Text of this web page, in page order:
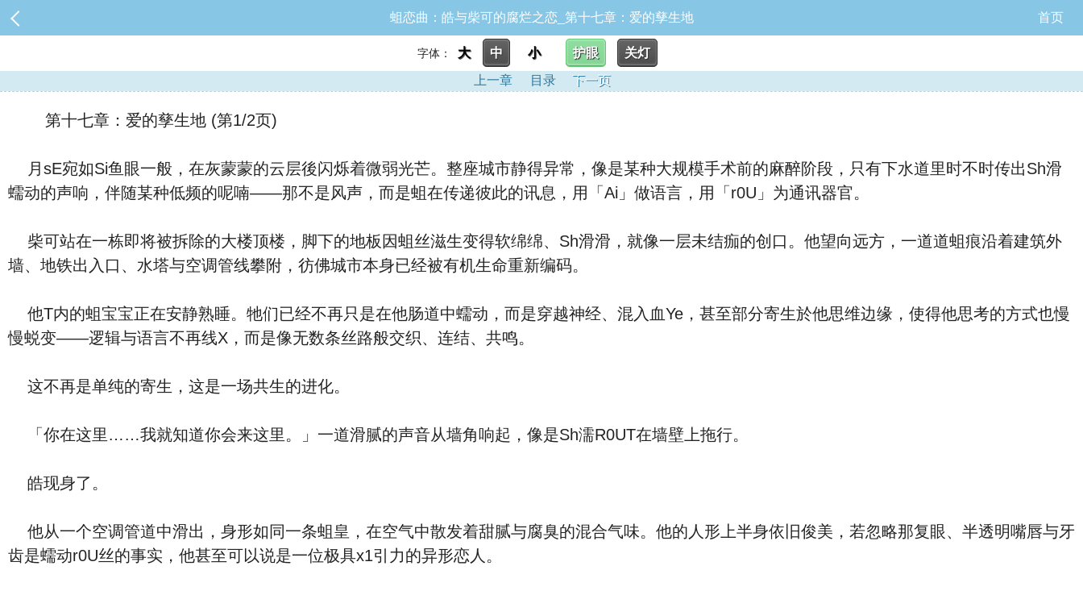
蛆恋曲：皓与柴可的腐烂之恋_第十七章：爱的孳生地 首页
字体： 大 中 小 护眼
关灯
上一章
目录 下一页
第十七章：爱的孳生地 (第1/2页)
月sE宛如Si鱼眼一般，在灰蒙蒙的云层後闪烁着微弱光芒。整座城市静得异常，像是某种大规模手术前的麻醉阶段，只有下水道里时不时传出Sh滑
蠕动的声响，伴随某种低频的呢喃——那不是风声，而是蛆在传递彼此的讯息，用「Ai」做语言，用「r0U」为通讯器官。
柴可站在一栋即将被拆除的大楼顶楼，脚下的地板因蛆丝滋生变得软绵绵、Sh滑滑，就像一层未结痂的创口。他望向远方，一道道蛆痕沿着建筑外
墙、地铁出入口、水塔与空调管线攀附，彷佛城市本身已经被有机生命重新编码。
他T内的蛆宝宝正在安静熟睡。牠们已经不再只是在他肠道中蠕动，而是穿越神经、混入血Ye，甚至部分寄生於他思维边缘，使得他思考的方式也慢
慢蜕变——逻辑与语言不再线X，而是像无数条丝路般交织、连结、共鸣。
这不再是单纯的寄生，这是一场共生的进化。
「你在这里……我就知道你会来这里。」一道滑腻的声音从墙角响起，像是Sh濡R0UT在墙壁上拖行。
皓现身了。
他从一个空调管道中滑出，身形如同一条蛆皇，在空气中散发着甜腻与腐臭的混合气味。他的人形上半身依旧俊美，若忽略那复眼、半透明嘴唇与牙
齿是蠕动r0U丝的事实，他甚至可以说是一位极具x1引力的异形恋人。